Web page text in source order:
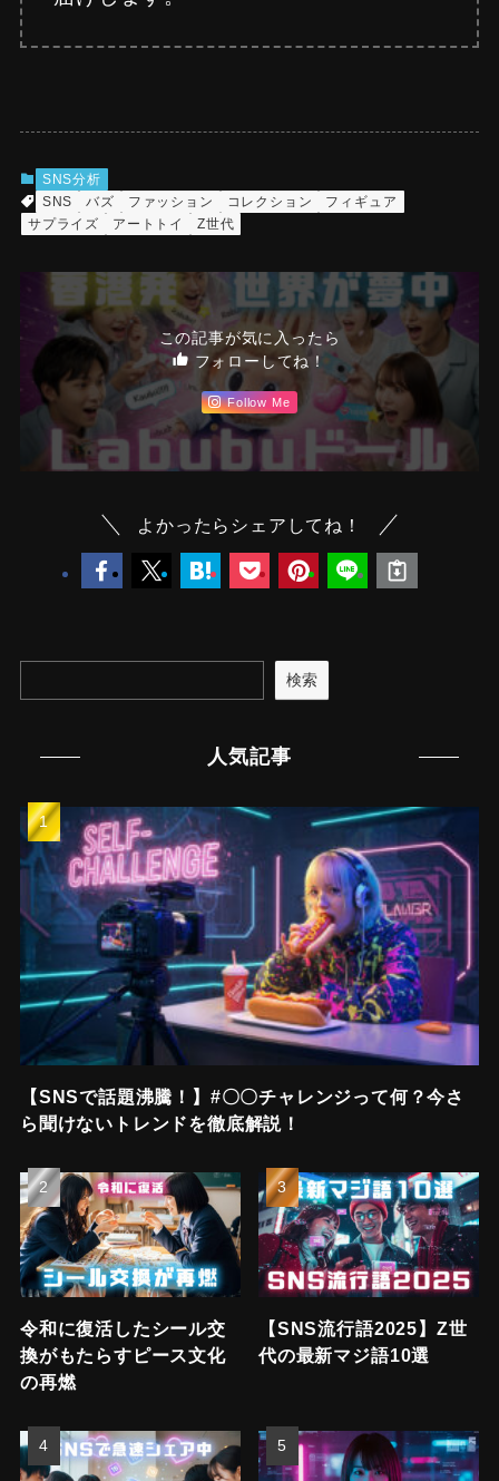
SNS分析
SNS
バズ ファッション コレクション
フィギュア
サプライズ
アートトイ Z世代
この記事が気に入ったら
フォローしてね！
Follow Me
よかったらシェアしてね！
検索
人気記事
【SNSで話題沸騰！】#〇〇チャレンジって何？今さ
ら聞けないトレンドを徹底解説！
令和に復活したシール交
換がもたらすピース文化
の再燃
【SNS流行語2025】Z世
代の最新マジ語10選